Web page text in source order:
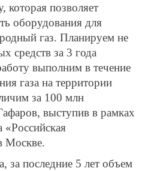
позволяет
оборудования для
газ. Планируем не
средств за 3 года
выполним в течение
газа на территории
за 100 млн
выступив в рамках
Москве.
за последние 5 лет объем